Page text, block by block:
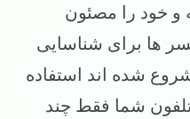
و خود را مصئون
ها برای شناسایی
شده اند استفاده
شما فقط چند